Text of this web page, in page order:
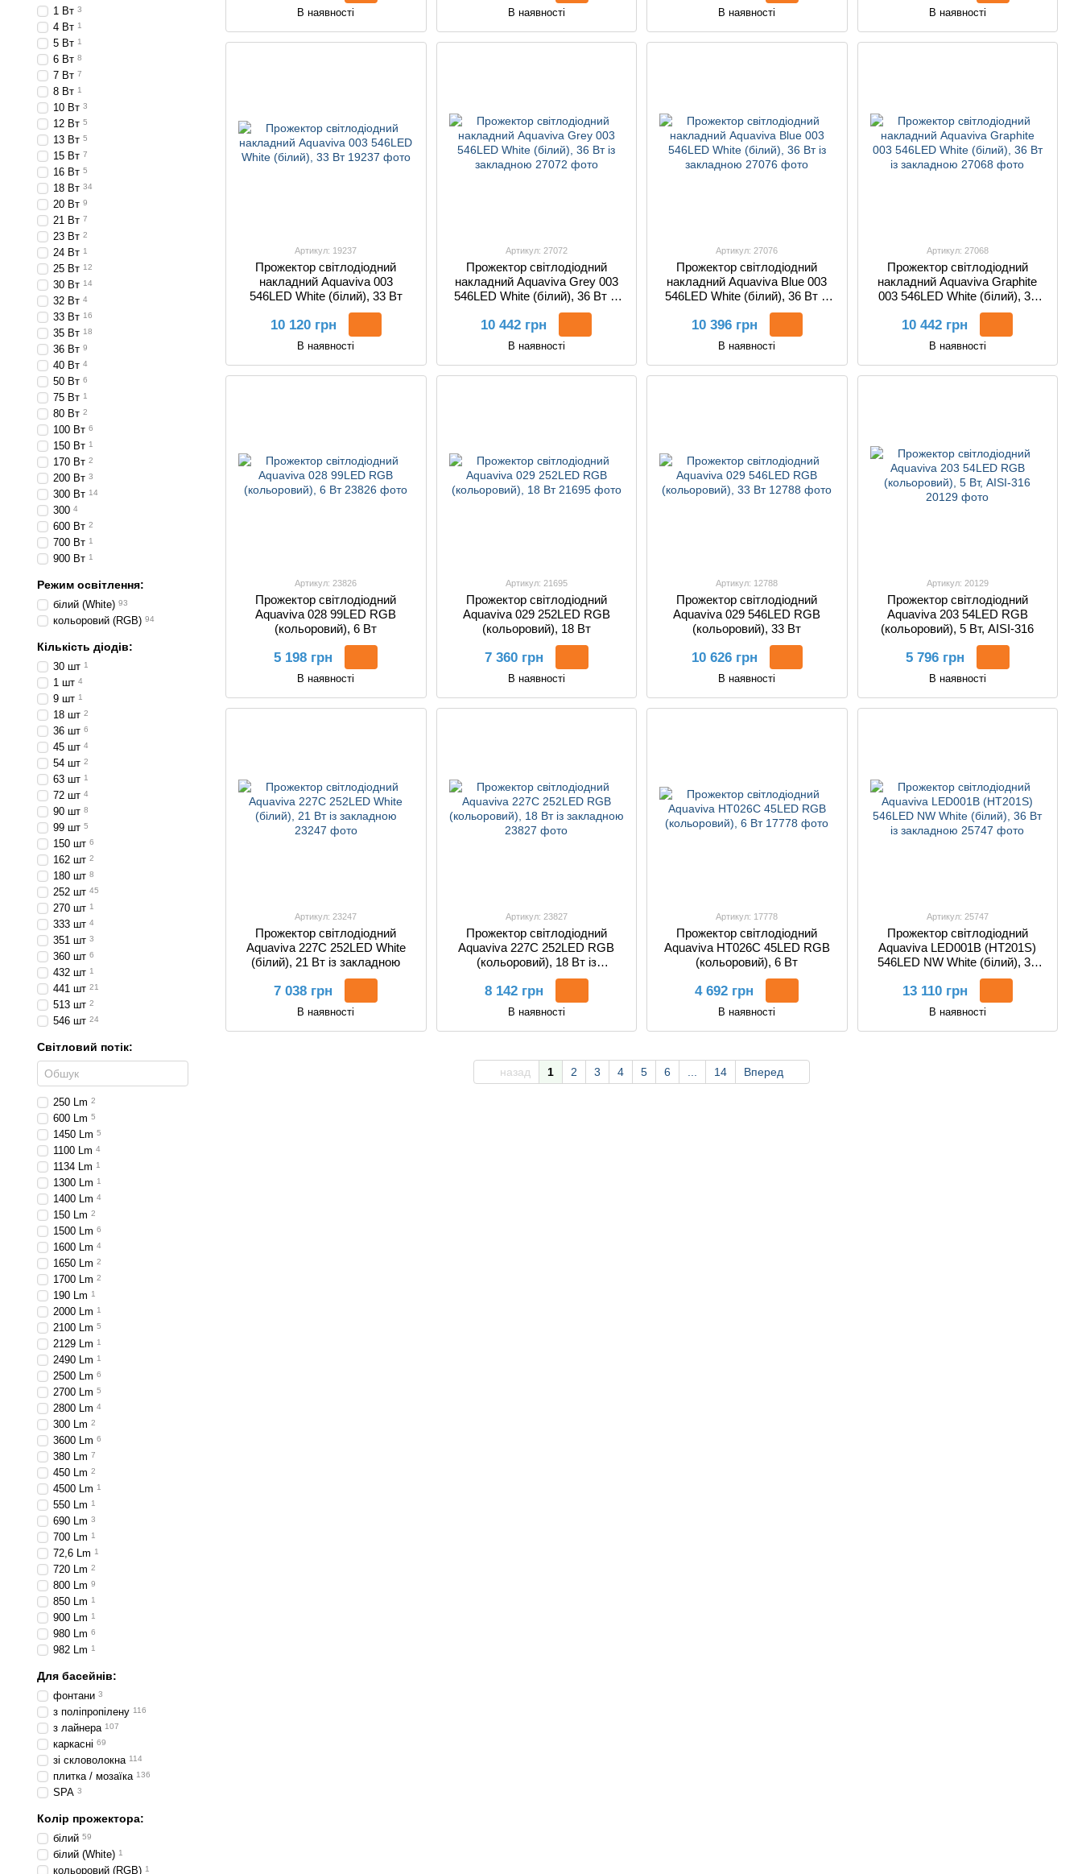
В наявності В наявності В наявності В наявності
Артикул: 19237
Прожектор світлодіодний
накладний Aquaviva 003
546LED White (білий), 33 Вт
10 120 грн
В наявності
Артикул: 27072
Прожектор світлодіодний
накладний Aquaviva Grey 003
546LED White (білий), 36 Вт із
закладною
10 442 грн
В наявності
Артикул: 27076
Прожектор світлодіодний
накладний Aquaviva Blue 003
546LED White (білий), 36 Вт із
закладною
10 396 грн
В наявності
Артикул: 27068
Прожектор світлодіодний
накладний Aquaviva Graphite
003 546LED White (білий), 36
Вт із закладною
10 442 грн
В наявності
Артикул: 23826
Прожектор світлодіодний
Aquaviva 028 99LED RGB
(кольоровий), 6 Вт
5 198 грн
В наявності
Артикул: 21695
Прожектор світлодіодний
Aquaviva 029 252LED RGB
(кольоровий), 18 Вт
7 360 грн
В наявності
Артикул: 12788
Прожектор світлодіодний
Aquaviva 029 546LED RGB
(кольоровий), 33 Вт
10 626 грн
В наявності
Артикул: 20129
Прожектор світлодіодний
Aquaviva 203 54LED RGB
(кольоровий), 5 Вт, AISI-316
5 796 грн
В наявності
Артикул: 23247
Прожектор світлодіодний
Aquaviva 227C 252LED White
(білий), 21 Вт із закладною
7 038 грн
В наявності
Артикул: 23827
Прожектор світлодіодний
Aquaviva 227C 252LED RGB
(кольоровий), 18 Вт із
закладною
8 142 грн
В наявності
Артикул: 17778
Прожектор світлодіодний
Aquaviva HT026C 45LED RGB
(кольоровий), 6 Вт
4 692 грн
В наявності
Артикул: 25747
Прожектор світлодіодний
Aquaviva LED001B (HT201S)
546LED NW White (білий), 36
Вт із закладною
13 110 грн
В наявності
назад 1 2 3 4 5 6 14 Вперед
1 Вт 3
4 Вт 1
5 Вт 1
6 Вт 8
7 Вт 7
8 Вт 1
10 Вт 3
12 Вт 5
13 Вт 5
15 Вт 7
16 Вт 5
18 Вт 34
20 Вт 9
21 Вт 7
23 Вт 2
24 Вт 1
25 Вт 12
30 Вт 14
32 Вт 4
33 Вт 16
35 Вт 18
36 Вт 9
40 Вт 4
50 Вт 6
75 Вт 1
80 Вт 2
100 Вт 6
150 Вт 1
170 Вт 2
200 Вт 3
300 Вт 14
300 4
600 Вт 2
700 Вт 1
900 Вт 1
Режим освітлення:
білий (White) 93
кольоровий (RGB) 94
Кількість діодів:
30 шт 1
1 шт 4
9 шт 1
18 шт 2
36 шт 6
45 шт 4
54 шт 2
63 шт 1
72 шт 4
90 шт 8
99 шт 5
150 шт 6
162 шт 2
180 шт 8
252 шт 45
270 шт 1
333 шт 4
351 шт 3
360 шт 6
432 шт 1
441 шт 21
513 шт 2
546 шт 24
Світловий потік:
250 Lm 2
600 Lm 5
1450 Lm 5
1100 Lm 4
1134 Lm 1
1300 Lm 1
1400 Lm 4
150 Lm 2
1500 Lm 6
1600 Lm 4
1650 Lm 2
1700 Lm 2
190 Lm 1
2000 Lm 1
2100 Lm 5
2129 Lm 1
2490 Lm 1
2500 Lm 6
2700 Lm 5
2800 Lm 4
300 Lm 2
3600 Lm 6
380 Lm 7
450 Lm 2
4500 Lm 1
550 Lm 1
690 Lm 3
700 Lm 1
72,6 Lm 1
720 Lm 2
800 Lm 9
850 Lm 1
900 Lm 1
980 Lm 6
982 Lm 1
Для басейнів:
фонтани 3
з поліпропілену 116
з лайнера 107
каркасні 69
зі скловолокна 114
плитка / мозаїка 136
SPA 3
Колір прожектора:
білий 59
білий (White) 1
кольоровий (RGB) 1